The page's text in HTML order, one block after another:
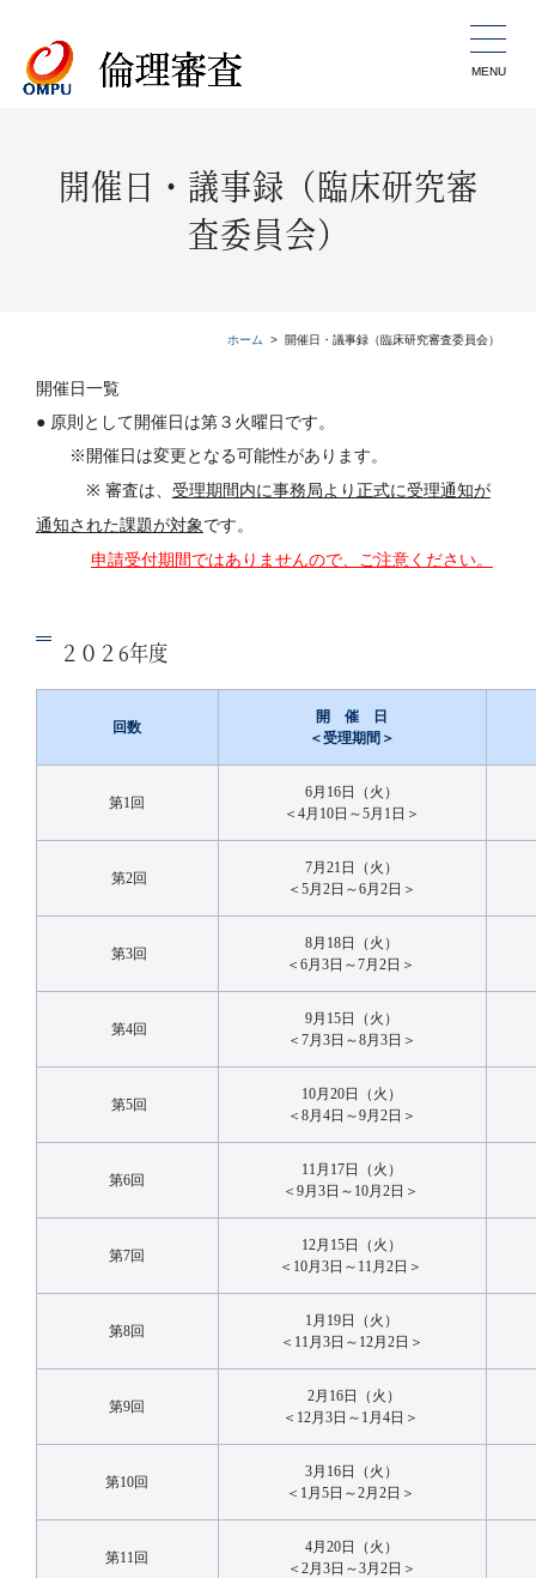
MENU
開催日・議事録（臨床研究審
査委員会）
ホーム 開催日・議事録（臨床研究審査委員会）
開催日一覧
● 原則として開催日は第３火曜日です。
※開催日は変更となる可能性があります。
※ 審査は、 受理期間内に事務局より正式に受理通知が
通知された課題が対象 です。
申請受付期間ではありませんので、ご注意ください。
２０２6年度
回数
開 催 日
＜受理期間＞
第1回
6月16日（火）
＜4月10日～5月1日＞
第2回
7月21日（火）
＜5月2日～6月2日＞
第3回
8月18日（火）
＜6月3日～7月2日＞
第4回
9月15日（火）
＜7月3日～8月3日＞
第5回
10月20日（火）
＜8月4日～9月2日＞
第6回
11月17日（火）
＜9月3日～10月2日＞
第7回
12月15日（火）
＜10月3日～11月2日＞
第8回
1月19日（火）
＜11月3日～12月2日＞
第9回
2月16日（火）
＜12月3日～1月4日＞
第10回
3月16日（火）
＜1月5日～2月2日＞
第11回
4月20日（火）
＜2月3日～3月2日＞